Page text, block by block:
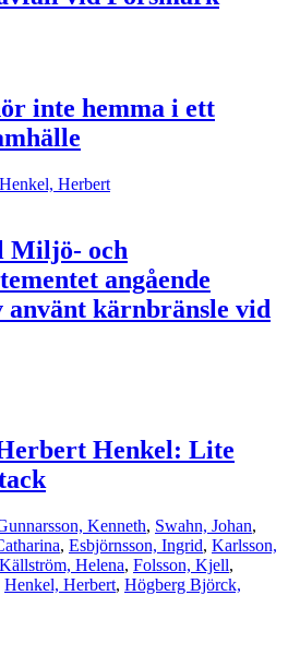
inte hemma i ett
Henkel, Herbert
Miljö- och
angående
kärnbränsle vid
Henkel: Lite
Kenneth, Swahn, Johan,
, Esbjörnsson, Ingrid, Karlsson,
Helena, Folsson, Kjell,
Henkel, Herbert, Högberg Björck,